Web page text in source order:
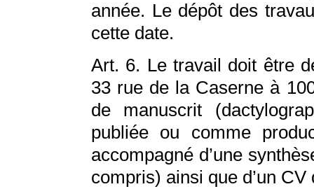
année. Le dépôt des
cette date.
Art. 6. Le travail doit être
33 rue de la Caserne à
de manuscrit
publiée ou comme
accompagné d’une
compris) ainsi que d’un CV